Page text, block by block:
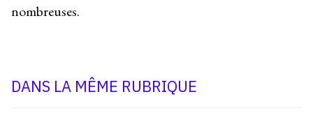
nombreuses.
DANS LA MÊME RUBRIQUE